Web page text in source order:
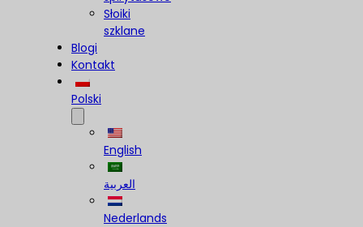
Słoiki
szklane
Blogi
Kontakt
Polski
English
العربية
Nederlands